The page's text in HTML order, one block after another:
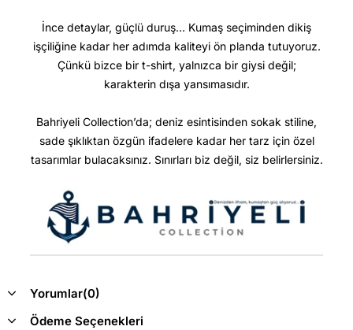
İnce detaylar, güçlü duruş… Kumaş seçiminden dikiş
işçiliğine kadar her adımda kaliteyi ön planda tutuyoruz.
Çünkü bizce bir t-shirt, yalnızca bir giysi değil;
karakterin dışa yansımasıdır.
Bahriyeli Collection’da; deniz esintisinden sokak stiline,
sade şıklıktan özgün ifadelere kadar her tarz için özel
tasarımlar bulacaksınız. Sınırları biz değil, siz belirlersiniz.
Yorumlar(0)
Ödeme Seçenekleri